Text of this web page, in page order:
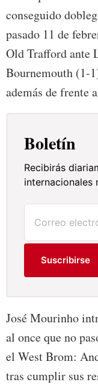
conseguido
pasado 11 de
Old Trafford ante
Bournemouth (1-
además de frente
Boletín
Recibirás
internacionales
Suscribirse
José Mourinho
al once que no
el West Brom:
tras cumplir sus